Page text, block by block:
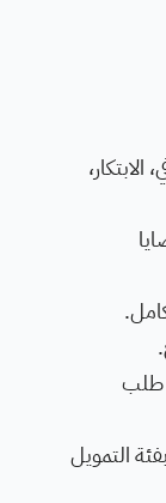
الابتكار،
طلب
التمويل